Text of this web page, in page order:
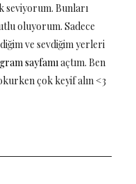
seviyorum. Bunları
oluyorum. Sadece
ve sevdiğim yerleri
sayfamıaçtım. Ben
çok keyif alın <3